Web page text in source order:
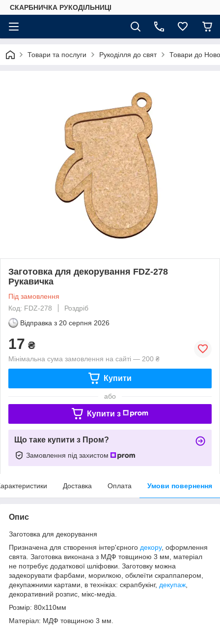
СКАРБНИЧКА РУКОДІЛЬНИЦІ
Товари та послуги Рукоділля до свят Товари до
Заготовка для декорування FDZ-278
Рукавичка
Під замовлення
Код: FDZ-278
Роздріб
Відправка з 20 серпня 2026
17 ₴
Мінімальна сума замовлення на сайті — 200 ₴
Купити
або
Купити з
Що таке купити з Пром?
Замовлення під захистом
Доставка Оплата Умови повернення
Опис
Заготовка для декорування
Призначена для створення інтер'єрного декору, оформлення
свята. Заготовка виконана з МДФ товщиною 3 мм, матеріал
не потребує додаткової шліфовки. Заготовку можна
задекорувати фарбами, морилкою, обклеїти скраппапером,
декупажними картами, в техніках: скрапбукінг, декупаж
декоративний розпис, мікс-медіа.
Розмір: 80х110мм
Матеріал: МДФ товщиною 3 мм.